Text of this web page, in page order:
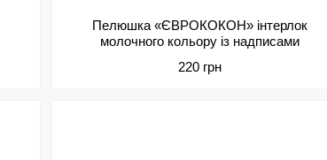
Пелюшка «ЄВРОКОКОН» інтерлок
молочного кольору із надписами
220 грн